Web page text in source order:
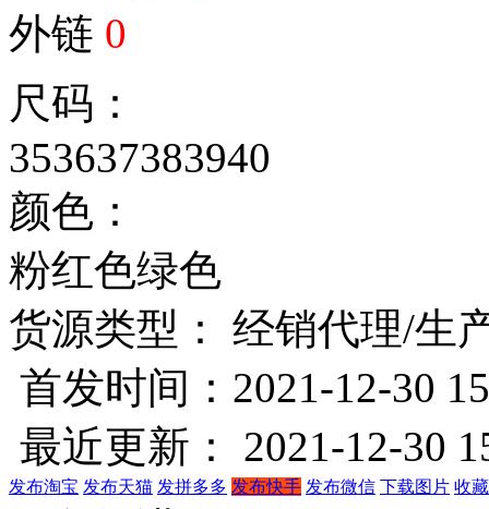
外链 0
尺码：
353637383940
颜色：
粉红色绿色
货源类型： 经销代理/生
首发时间：2021-12-30
最近更新： 2021-12-30
发布淘宝 发布天猫 发拼多多 发布快手 发布微信 下载图片 收